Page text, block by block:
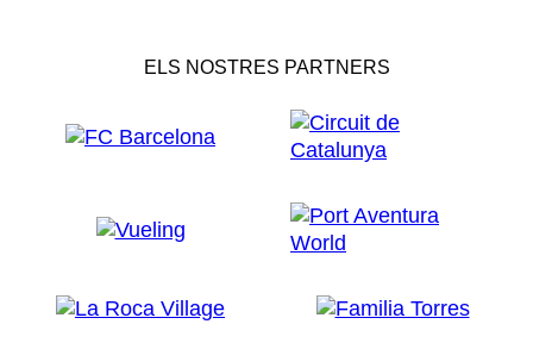
ELS NOSTRES PARTNERS